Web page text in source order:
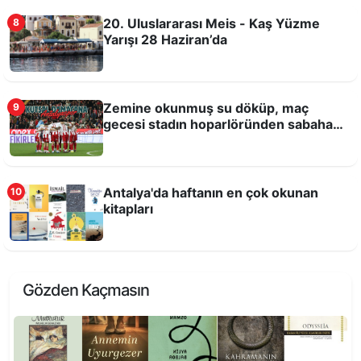
Antalya Dijital Gençlik Merkezi DİGEM açıldı
8
20. Uluslararası Meis - Kaş Yüzme
Yarışı 28 Haziran’da
9
Zemine okunmuş su döküp, maç
gecesi stadın hoparlöründen sabaha
10
Antalya'da haftanın en çok okunan
kitapları
Gözden Kaçmasın